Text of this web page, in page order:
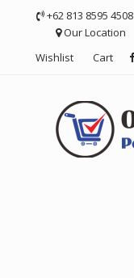
+62 813 8595 4508
Our Location
Wishlist
Cart